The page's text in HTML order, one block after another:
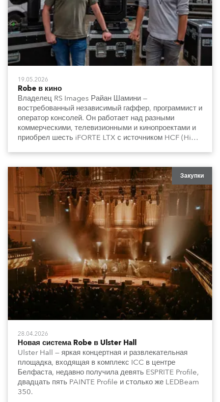
19.05.2026
Robe в кино
Владелец RS Images Райан Шамини —
востребованный независимый гаффер, программист и
оператор консолей. Он работает над разными
коммерческими, телевизионными и кинопроектами и
приобрел шесть iFORTE LTX с источником HCF (High
Закупки
28.04.2026
Новая система Robe в Ulster Hall
Ulster Hall — яркая концертная и развлекательная
площадка, входящая в комплекс ICC в центре
Белфаста, недавно получила девять ESPRITE Profile,
двадцать пять PAINTE Profile и столько же LEDBeam
350.